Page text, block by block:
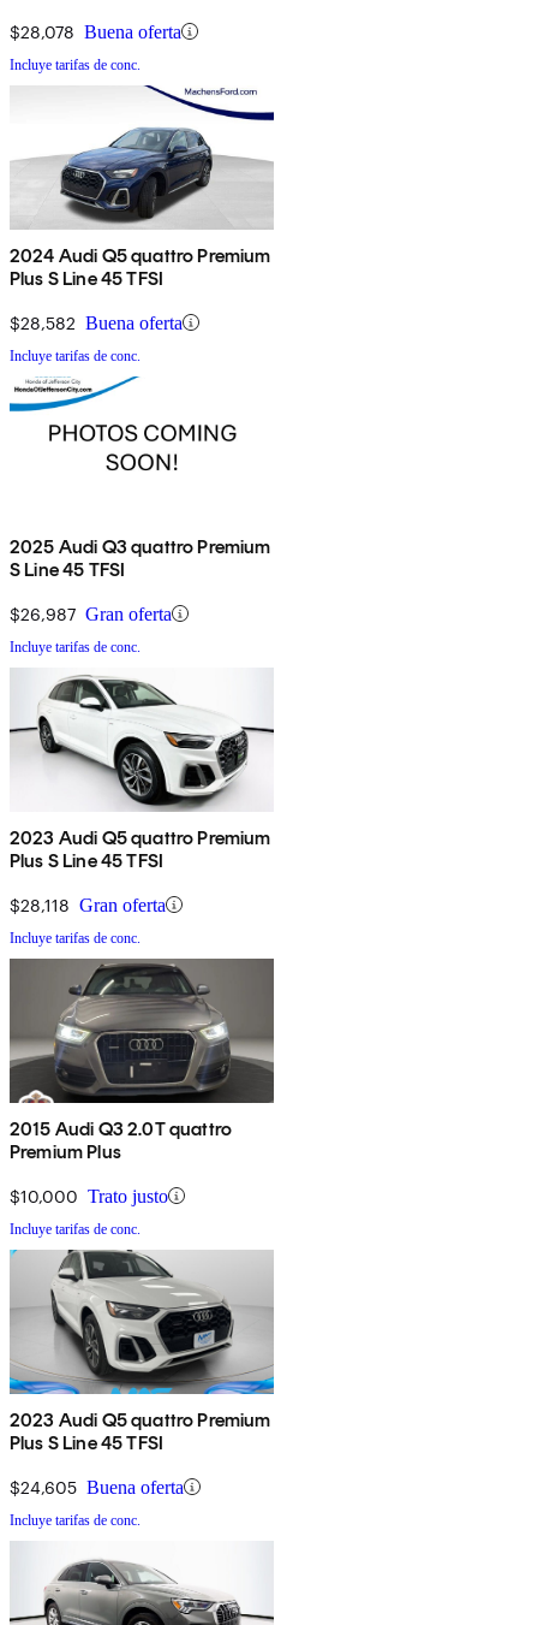
$28,078 Buena oferta
Incluye tarifas de conc.
2024 Audi Q5 quattro Premium
Plus S Line 45 TFSI
$28,582 Buena oferta
Incluye tarifas de conc.
2025 Audi Q3 quattro Premium
S Line 45 TFSI
$26,987 Gran oferta
Incluye tarifas de conc.
2023 Audi Q5 quattro Premium
Plus S Line 45 TFSI
$28,118 Gran oferta
Incluye tarifas de conc.
2015 Audi Q3 2.0T quattro
Premium Plus
$10,000 Trato justo
Incluye tarifas de conc.
2023 Audi Q5 quattro Premium
Plus S Line 45 TFSI
$24,605 Buena oferta
Incluye tarifas de conc.